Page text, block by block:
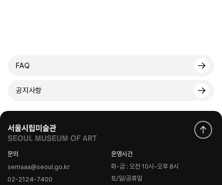
FAQ
공지사항
문의
semaaa@seoul.go.kr
02-2124-7400
운영시간
화-금 : 오전 10시-오후 8시
토/일/공휴일